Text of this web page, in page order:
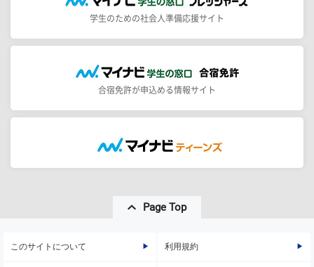
学生のための社会人準備応援サイト
合宿免許が申込める情報サイト
Page Top
このサイトについて 利用規約